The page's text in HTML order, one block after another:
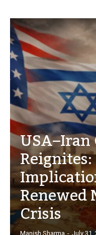
Renewed
Crisis
Manish Sharma - July 31,